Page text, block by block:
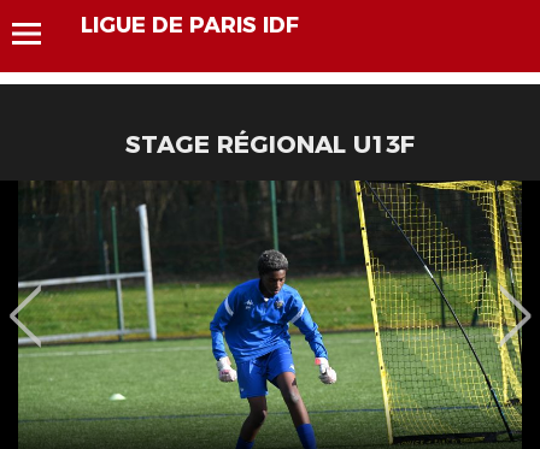
LIGUE DE PARIS IDF
STAGE RÉGIONAL U13F